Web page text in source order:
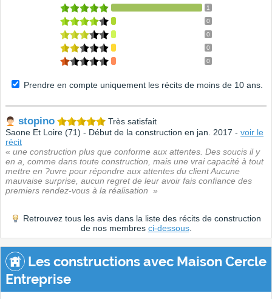
1
0
0
0
0
Prendre en compte uniquement les récits de moins de 10 ans.
stopino
Très satisfait
Saone Et Loire (71) - Début de la construction en jan. 2017 - voir le
récit
« une construction plus que conforme aux attentes. Des soucis il y
en a, comme dans toute construction, mais une vrai capacité à tout
mettre en ?uvre pour répondre aux attentes du client Aucune
mauvaise surprise, aucun regret de leur avoir fais confiance des
premiers rendez-vous à la réalisation
»
Retrouvez tous les avis dans la liste des récits de construction
de nos membres ci-dessous.
Les constructions avec Maison Cercle
Entreprise